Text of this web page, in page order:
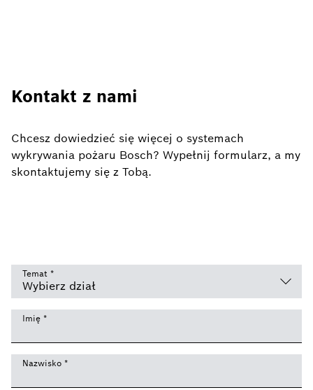
Kontakt z nami
Chcesz dowiedzieć się więcej o systemach
wykrywania pożaru Bosch? Wypełnij formularz, a my
skontaktujemy się z Tobą.
Temat *
Imię *
Nazwisko *